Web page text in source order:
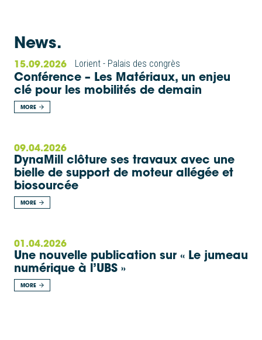
News.
15.09.2026 Lorient - Palais des congrès
Conférence – Les Matériaux, un enjeu
clé pour les mobilités de demain
MORE
09.04.2026
DynaMill clôture ses travaux avec une
bielle de support de moteur allégée et
biosourcée
MORE
01.04.2026
Une nouvelle publication sur « Le jumeau
numérique à l’UBS »
MORE